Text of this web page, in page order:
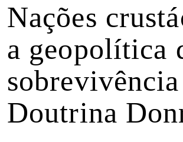
Nações
a geopolítica
Doutrina